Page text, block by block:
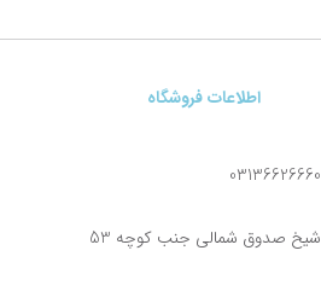
اطلاعات فروشگاه
03136626660
شیخ صدوق شمالی جنب کوچه 53